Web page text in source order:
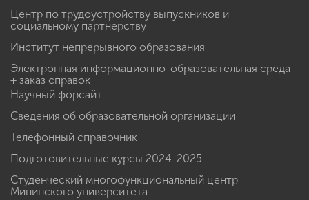
Центр по трудоустройству выпускников и
социальному партнерству
Институт непрерывного образования
Электронная информационно-образовательная среда
+ заказ справок
Научный форсайт
Сведения об образовательной организации
Телефонный справочник
Подготовительные курсы 2024-2025
Студенческий многофункциональный центр
Мининского университета